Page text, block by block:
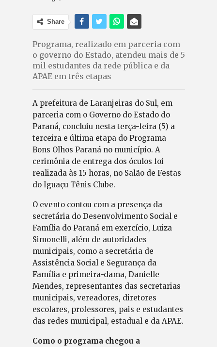
Share
Programa, realizado em parceria com
o governo do Estado, atendeu mais de 5
mil estudantes da rede pública e da
APAE em três etapas
A prefeitura de Laranjeiras do Sul, em
parceria com o Governo do Estado do
Paraná, concluiu nesta terça-feira (5) a
terceira e última etapa do Programa
Bons Olhos Paraná no município. A
cerimônia de entrega dos óculos foi
realizada às 15 horas, no Salão de Festas
do Iguaçu Tênis Clube.
O evento contou com a presença da
secretária do Desenvolvimento Social e
Família do Paraná em exercício, Luiza
Simonelli, além de autoridades
municipais, como a secretária de
Assistência Social e Segurança da
Família e primeira-dama, Danielle
Mendes, representantes das secretarias
municipais, vereadores, diretores
escolares, professores, pais e estudantes
das redes municipal, estadual e da APAE.
Como o programa chegou a